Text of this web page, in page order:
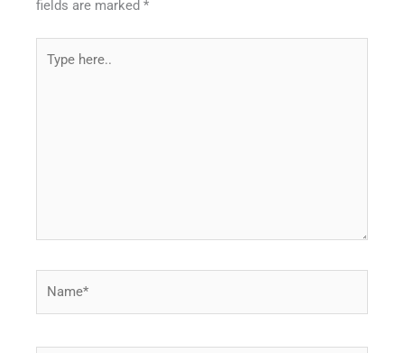
fields are marked*
here..